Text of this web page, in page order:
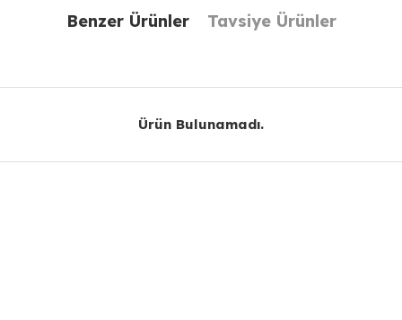
Benzer Ürünler Tavsiye Ürünler
Ürün Bulunamadı.